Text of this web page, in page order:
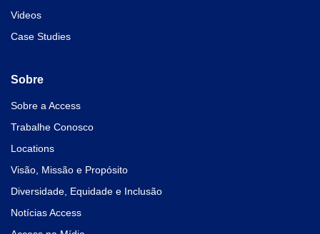
Videos
Case Studies
Sobre
Sobre a Access
Trabalhe Conosco
Locations
Visão, Missão e Propósito
Diversidade, Equidade e Inclusão
Notícias Access